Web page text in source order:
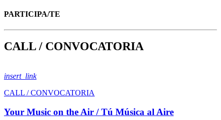
PARTICIPA/TE
CALL / CONVOCATORIA
insert_link
CALL / CONVOCATORIA
Your Music on the Air / Tú Música al Aire